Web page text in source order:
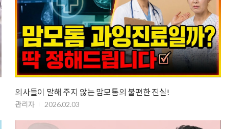
의사들이 말해 주지 않는 맘모톰의 불편한 진실!
관리자 2026.02.03